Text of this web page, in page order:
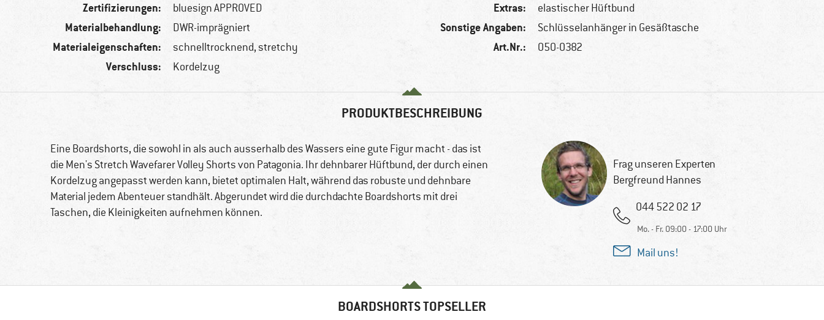
Zertifizierungen: bluesign APPROVED
Materialbehandlung: DWR-imprägniert
Materialeigenschaften: schnelltrocknend, stretchy
Verschluss: Kordelzug
Extras: elastischer Hüftbund
Sonstige Angaben: Schlüsselanhänger in Gesäßtasche
Art.Nr.: 050-0382
PRODUKTBESCHREIBUNG
Eine Boardshorts, die sowohl in als auch ausserhalb des Wassers eine gute Figur macht - das ist
die Men's Stretch Wavefarer Volley Shorts von Patagonia. Ihr dehnbarer Hüftbund, der durch einen
Kordelzug angepasst werden kann, bietet optimalen Halt, während das robuste und dehnbare
Material jedem Abenteuer standhält. Abgerundet wird die durchdachte Boardshorts mit drei
Taschen, die Kleinigkeiten aufnehmen können.
Frag unseren Experten
Bergfreund Hannes
044 522 02 17
Mo. - Fr. 09:00 - 17:00 Uhr
Mail uns!
BOARDSHORTS TOPSELLER